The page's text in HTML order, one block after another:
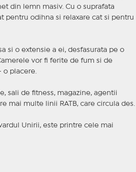
din lemn masiv. Cu o suprafata
pentru odihna si relaxare cat si pentru
si o extensie a ei, desfasurata pe o
vor fi ferite de fum si de
placere.
sali de fitness, magazine, agentii
mai multe linii RATB, care circula des.
Unirii, este printre cele mai